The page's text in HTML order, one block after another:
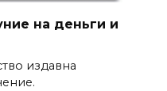
на деньги и
издавна